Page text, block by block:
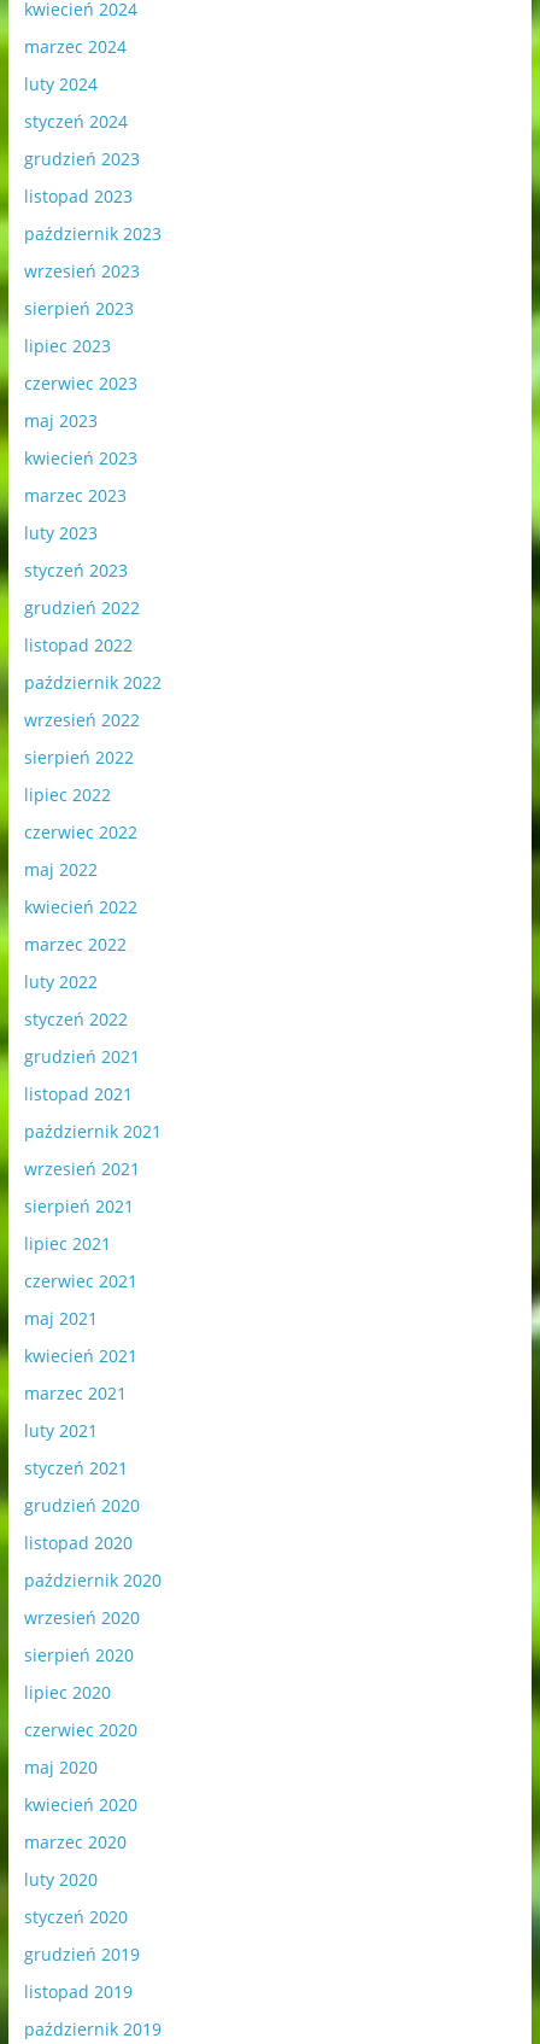
kwiecień 2024
marzec 2024
luty 2024
styczeń 2024
grudzień 2023
listopad 2023
październik 2023
wrzesień 2023
sierpień 2023
lipiec 2023
czerwiec 2023
maj 2023
kwiecień 2023
marzec 2023
luty 2023
styczeń 2023
grudzień 2022
listopad 2022
październik 2022
wrzesień 2022
sierpień 2022
lipiec 2022
czerwiec 2022
maj 2022
kwiecień 2022
marzec 2022
luty 2022
styczeń 2022
grudzień 2021
listopad 2021
październik 2021
wrzesień 2021
sierpień 2021
lipiec 2021
czerwiec 2021
maj 2021
kwiecień 2021
marzec 2021
luty 2021
styczeń 2021
grudzień 2020
listopad 2020
październik 2020
wrzesień 2020
sierpień 2020
lipiec 2020
czerwiec 2020
maj 2020
kwiecień 2020
marzec 2020
luty 2020
styczeń 2020
grudzień 2019
listopad 2019
październik 2019